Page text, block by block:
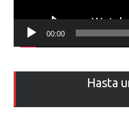
00:00
Hasta